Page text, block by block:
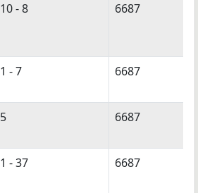
10 - 8 6687
1 - 7 6687
5 6687
1 - 37 6687